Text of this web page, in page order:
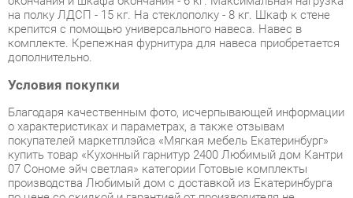
Условия покупки
Благодаря качественным фото, исчерпывающей информации
о характеристиках и параметрах, а также отзывам
купить товар «Кухонный гарнитур 2400 Любимый дом Кантри
производства Любимый дом с доставкой из Екатеринбурга
по цене со скидкой и гарантией от производителя не
составит труда.
Мы отправляем заказы в доставку ежедневно. Товары из
ассортимента в наличии на складе в Екатеринбурге вы
получите не позднее48-ми часовс момента оформления